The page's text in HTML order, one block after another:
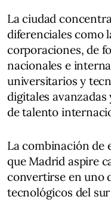
La ciudad
diferenciales como
corporaciones, de
nacionales e
universitarios y
digitales
de talento
La combinación de
que Madrid aspire
convertirse en uno
tecnológicos del